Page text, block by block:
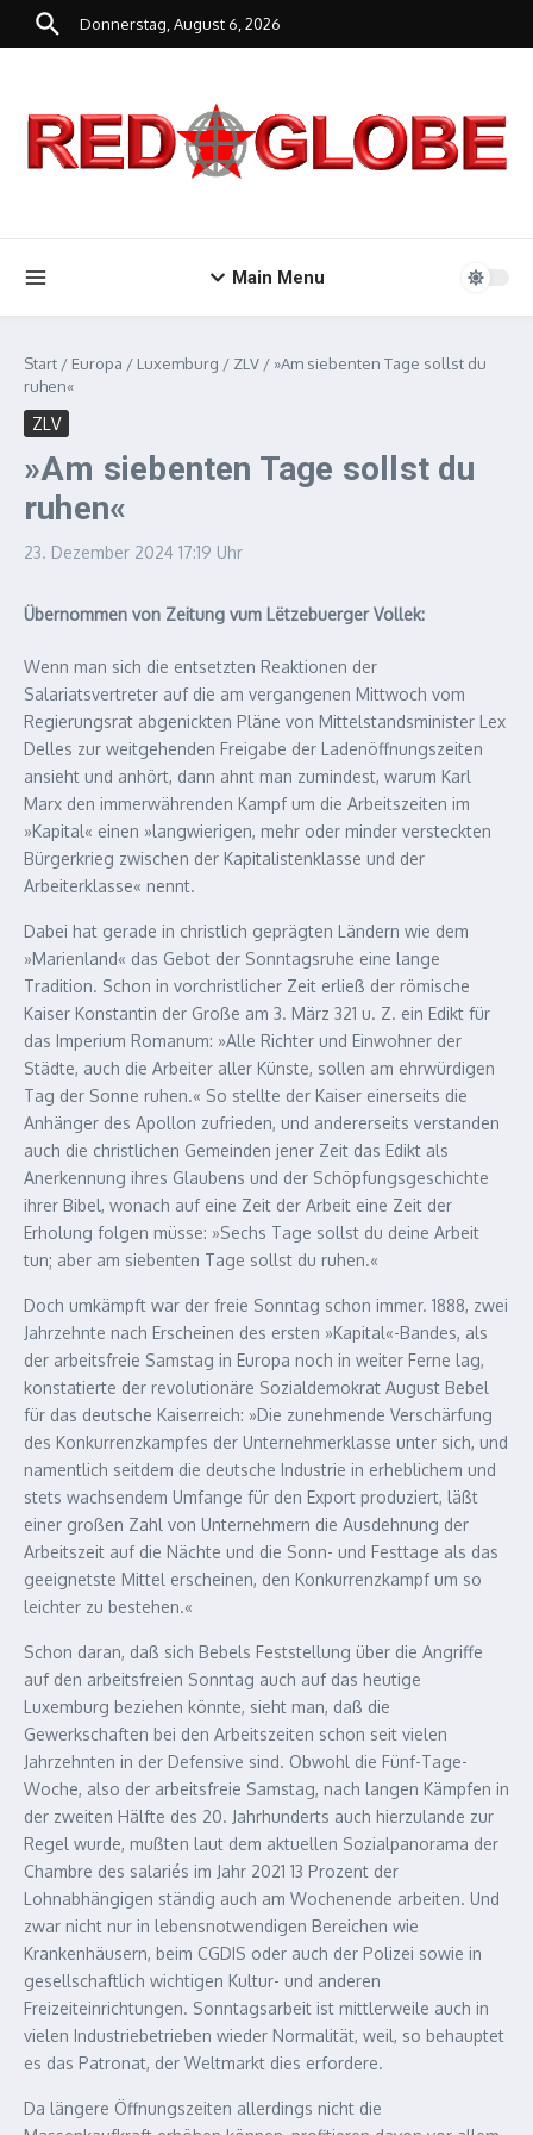
Zum Inhalt springen
Donnerstag, August 6, 2026
Main Menu
Start / Europa / Luxemburg / ZLV / »Am siebenten Tage sollst du
ruhen«
ZLV
»Am siebenten Tage sollst du
ruhen«
23. Dezember 2024 17:19 Uhr
Übernommen von Zeitung vum Lëtzebuerger Vollek:
Wenn man sich die entsetzten Reaktionen der
Salariatsvertreter auf die am vergangenen Mittwoch vom
Regierungsrat abgenickten Pläne von Mittelstandsminister Lex
Delles zur weitgehenden Freigabe der Ladenöffnungszeiten
ansieht und anhört, dann ahnt man zumindest, warum Karl
Marx den immerwährenden Kampf um die Arbeitszeiten im
»Kapital« einen »langwierigen, mehr oder minder versteckten
Bürgerkrieg zwischen der Kapitalistenklasse und der
Arbeiterklasse« nennt.
Dabei hat gerade in christlich geprägten Ländern wie dem
»Marienland« das Gebot der Sonntagsruhe eine lange
Tradition. Schon in vorchristlicher Zeit erließ der römische
Kaiser Konstantin der Große am 3. März 321 u. Z. ein Edikt für
das Imperium Romanum: »Alle Richter und Einwohner der
Städte, auch die Arbeiter aller Künste, sollen am ehrwürdigen
Tag der Sonne ruhen.« So stellte der Kaiser einerseits die
Anhänger des Apollon zufrieden, und andererseits verstanden
auch die christlichen Gemeinden jener Zeit das Edikt als
Anerkennung ihres Glaubens und der Schöpfungsgeschichte
ihrer Bibel, wonach auf eine Zeit der Arbeit eine Zeit der
Erholung folgen müsse: »Sechs Tage sollst du deine Arbeit
tun; aber am siebenten Tage sollst du ruhen.«
Doch umkämpft war der freie Sonntag schon immer. 1888, zwei
Jahrzehnte nach Erscheinen des ersten »Kapital«-Bandes, als
der arbeitsfreie Samstag in Europa noch in weiter Ferne lag,
konstatierte der revolutionäre Sozialdemokrat August Bebel
für das deutsche Kaiserreich: »Die zunehmende Verschärfung
des Konkurrenzkampfes der Unternehmerklasse unter sich, und
namentlich seitdem die deutsche Industrie in erheblichem und
stets wachsendem Umfange für den Export produziert, läßt
einer großen Zahl von Unternehmern die Ausdehnung der
Arbeitszeit auf die Nächte und die Sonn- und Festtage als das
geeignetste Mittel erscheinen, den Konkurrenzkampf um so
leichter zu bestehen.«
Schon daran, daß sich Bebels Feststellung über die Angriffe
auf den arbeitsfreien Sonntag auch auf das heutige
Luxemburg beziehen könnte, sieht man, daß die
Gewerkschaften bei den Arbeitszeiten schon seit vielen
Jahrzehnten in der Defensive sind. Obwohl die Fünf-Tage-
Woche, also der arbeitsfreie Samstag, nach langen Kämpfen in
der zweiten Hälfte des 20. Jahrhunderts auch hierzulande zur
Regel wurde, mußten laut dem aktuellen Sozialpanorama der
Chambre des salariés im Jahr 2021 13 Prozent der
Lohnabhängigen ständig auch am Wochenende arbeiten. Und
zwar nicht nur in lebensnotwendigen Bereichen wie
Krankenhäusern, beim CGDIS oder auch der Polizei sowie in
gesellschaftlich wichtigen Kultur- und anderen
Freizeiteinrichtungen. Sonntagsarbeit ist mittlerweile auch in
vielen Industriebetrieben wieder Normalität, weil, so behauptet
es das Patronat, der Weltmarkt dies erfordere.
Da längere Öffnungszeiten allerdings nicht die